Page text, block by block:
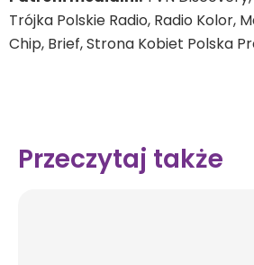
Trójka Polskie Radio, Radio Kolor,
Chip, Brief, Strona Kobiet Polska
Przeczytaj także